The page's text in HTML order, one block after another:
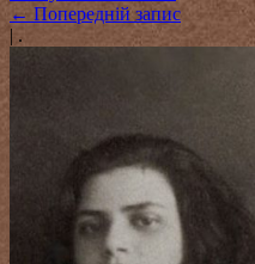
← Попередній запис
| .